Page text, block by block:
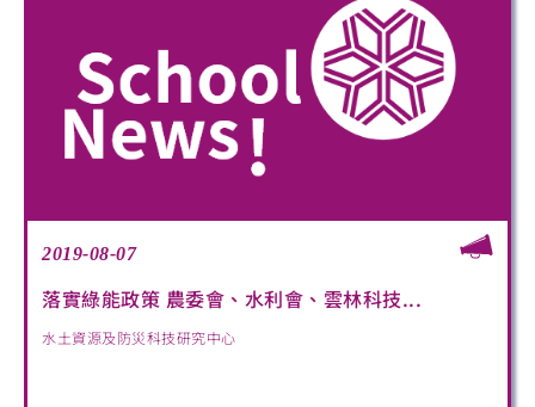
2019-08-07
落實綠能政策 農委會、水利會、雲林科技...
水土資源及防災科技研究中心